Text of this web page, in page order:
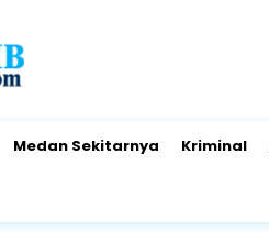
Medan Sekitarnya Kriminal